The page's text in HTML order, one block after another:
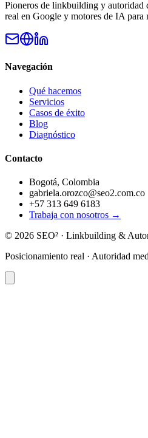
Pioneros de linkbuilding y
real en Google y motores de IA para
Navegación
Qué hacemos
Servicios
Casos de éxito
Blog
Diagnóstico
Contacto
Bogotá, Colombia
gabriela.orozco@seo2.com.co
+57 313 649 6183
Trabaja con nosotros →
© 2026 SEO² · Linkbuilding &
Posicionamiento real · Autoridad